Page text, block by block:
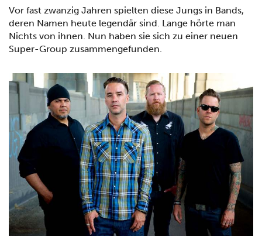
Vor fast zwanzig Jahren spielten diese Jungs in Bands,
deren Namen heute legendär sind. Lange hörte man
Nichts von ihnen. Nun haben sie sich zu einer neuen
Super-Group zusammengefunden.